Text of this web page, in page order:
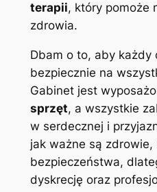
terapii, który pomoże
zdrowia.
Dbam o to, aby każdy
bezpiecznie na
Gabinet jest
sprzęt, a wszystkie
w serdecznej i
jak ważne są
bezpieczeństwa,
dyskrecję oraz